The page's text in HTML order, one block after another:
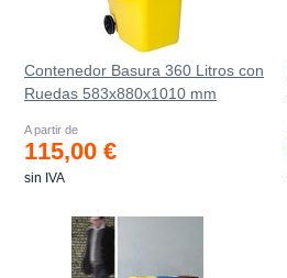
Contenedor Basura 360 Litros con
Ruedas 583x880x1010 mm
A partir de
115,00 €
sin IVA